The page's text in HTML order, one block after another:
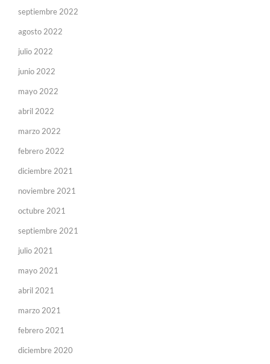
septiembre 2022
agosto 2022
julio 2022
junio 2022
mayo 2022
abril 2022
marzo 2022
febrero 2022
diciembre 2021
noviembre 2021
octubre 2021
septiembre 2021
julio 2021
mayo 2021
abril 2021
marzo 2021
febrero 2021
diciembre 2020